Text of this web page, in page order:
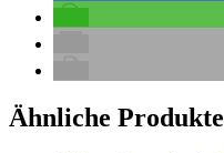
Ähnliche Produkte